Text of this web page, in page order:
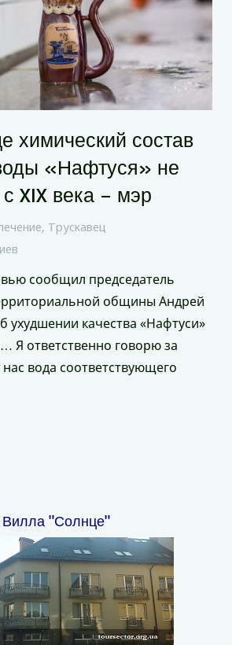
химический состав
«Нафтуся» не
XIX века – мэр
, Трускавец
сообщил председатель
общины Андрей
ухудшении качества «Нафтуси»
Я ответственно говорю за
нас вода соответствующего
Вилла "Солнце"